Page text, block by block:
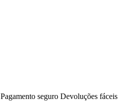
Pagamento seguro Devoluções fáceis